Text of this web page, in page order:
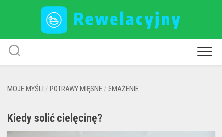
MOJE MYŚLI / POTRAWY MIĘSNE / SMAŻENIE
Kiedy solić cielęcinę?